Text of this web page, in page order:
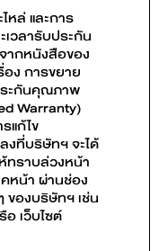
หล่ และการ
เวลารับประกัน
ากหนังสือของ
ง การขยาย
ะกันคุณภาพ
Warranty)
แก้ไข
งที่บริษัทฯ จะได้
ทราบล่วงหน้า
หน้า ผ่านช่อง
ของบริษัทฯ เช่น
เว็บไซต์